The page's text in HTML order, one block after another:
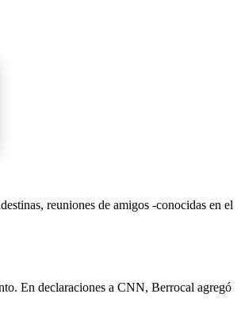
reuniones de amigos -conocidas en el
En declaraciones a CNN, Berrocal agregó